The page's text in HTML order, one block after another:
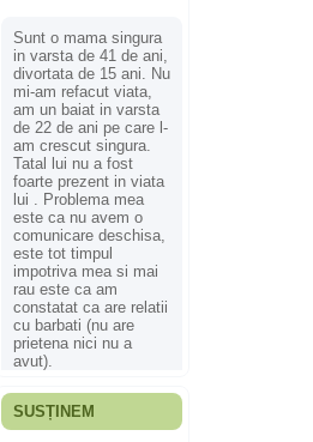
Sunt o mama singura
in varsta de 41 de ani,
divortata de 15 ani. Nu
mi-am refacut viata,
am un baiat in varsta
de 22 de ani pe care l-
am crescut singura.
Tatal lui nu a fost
foarte prezent in viata
lui . Problema mea
este ca nu avem o
comunicare deschisa,
este tot timpul
impotriva mea si mai
rau este ca am
constatat ca are relatii
cu barbati (nu are
prietena nici nu a
avut).
Fiica mea s-a nascut
SUSȚINEM